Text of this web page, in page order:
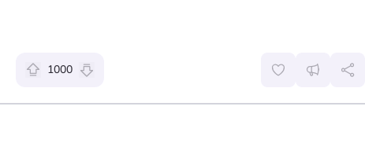
Relevância da oferta: 1000 pontos
1000